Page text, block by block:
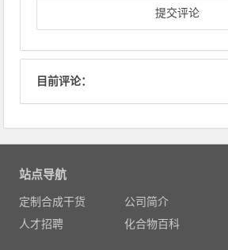
目前评论：
站点导航
定制合成干货 公司简介
人才招聘
化合物百科